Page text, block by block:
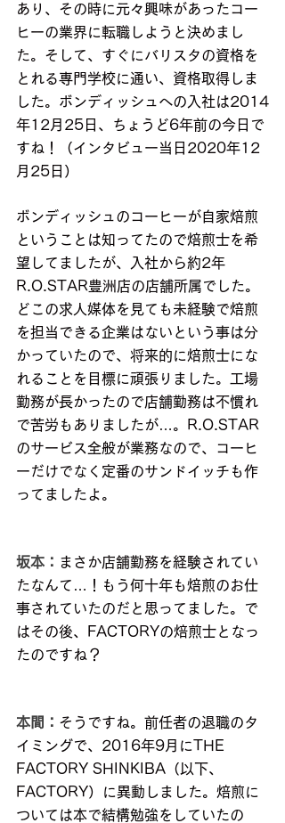
あり、その時に元々興味があったコー
ヒーの業界に転職しようと決めまし
た。そして、すぐにバリスタの資格を
とれる専門学校に通い、資格取得しま
した。ボンディッシュへの入社は2014
年12月25日、ちょうど6年前の今日で
すね！（インタビュー当日2020年12
月25日）
ボンディッシュのコーヒーが自家焙煎
ということは知ってたので焙煎士を希
望してましたが、入社から約2年
R.O.STAR豊洲店の店舗所属でした。
どこの求人媒体を見ても未経験で焙煎
を担当できる企業はないという事は分
かっていたので、将来的に焙煎士にな
れることを目標に頑張りました。工場
勤務が長かったので店舗勤務は不慣れ
で苦労もありましたが…。R.O.STAR
のサービス全般が業務なので、コーヒ
ーだけでなく定番のサンドイッチも作
ってましたよ。
坂本： まさか店舗勤務を経験されてい
たなんて…！もう何十年も焙煎のお仕
事されていたのだと思ってました。で
はその後、FACTORYの焙煎士となっ
たのですね？
本間： そうですね。前任者の退職のタ
イミングで、2016年9月にTHE
FACTORY SHINKIBA（以下、
FACTORY）に異動しました。焙煎に
ついては本で結構勉強をしていたの